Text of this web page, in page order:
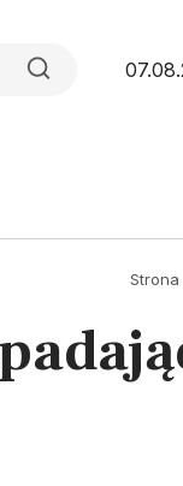
Strona